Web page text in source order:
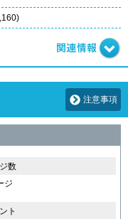
注意事項
数
ジ
ト